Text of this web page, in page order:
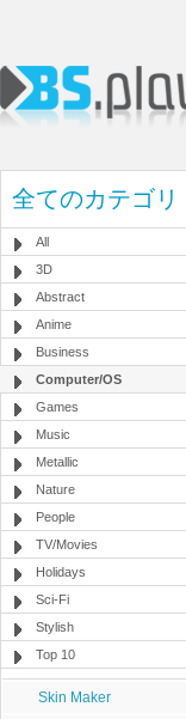
全てのカテゴリ
All
3D
Abstract
Anime
Business
Computer/OS
Games
Music
Metallic
Nature
People
TV/Movies
Holidays
Sci-Fi
Stylish
Top 10
Skin Maker